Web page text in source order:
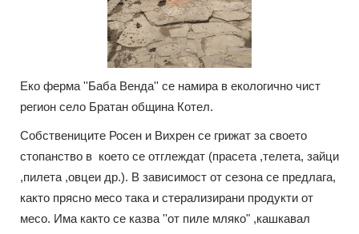
Еко ферма ''Баба Венда'' се намира в екологично чист
регион село Братан община Котел.
Собствениците Росен и Вихрен се грижат за своето
стопанство в което се отглеждат (прасета ,телета, зайци
,пилета ,овцеи др.). В зависимост от сезона се предлага,
както прясно месо така и стерализирани продукти от
месо. Има както се казва ''от пиле мляко" ,кашкавал